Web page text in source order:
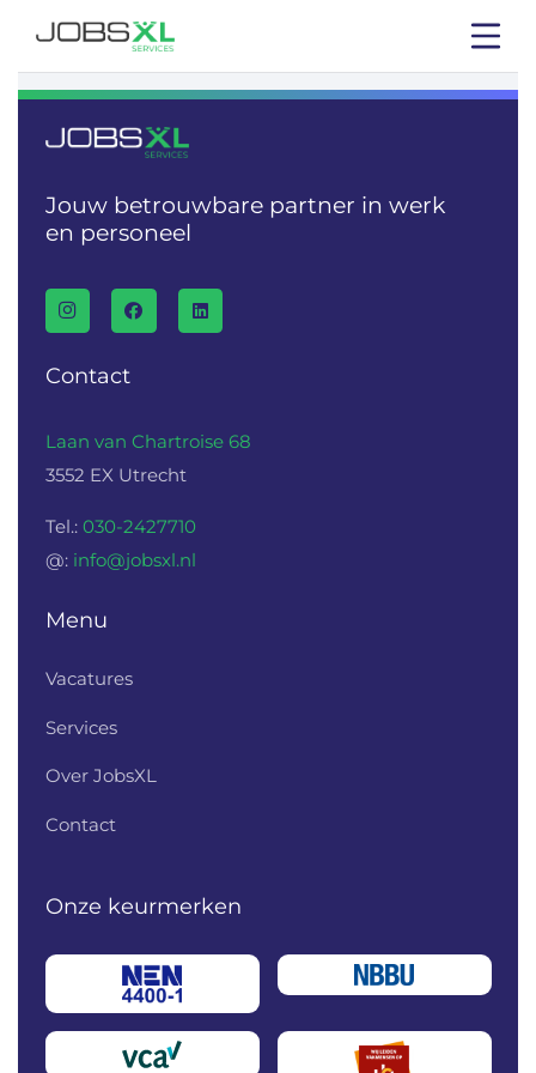
Jouw betrouwbare partner in werk
en personeel
Contact
Laan van Chartroise 68
3552 EX Utrecht
Tel.: 030-2427710
@: info@jobsxl.nl
Menu
Vacatures
Services
Over JobsXL
Contact
Onze keurmerken